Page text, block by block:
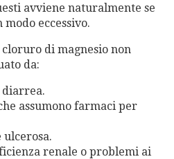
avviene naturalmente se
eccessivo.
di magnesio non
da:
assumono farmaci per
ulcerosa.
renale o problemi ai